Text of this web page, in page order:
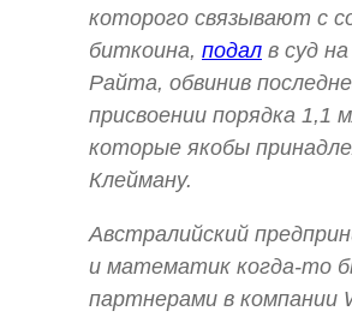
которого связывают с
биткоина, подал в суд
Райта, обвинив
присвоении порядка 1,1
которые якобы
Клейману.
Австралийский
и математик когда-то
партнерами в компании